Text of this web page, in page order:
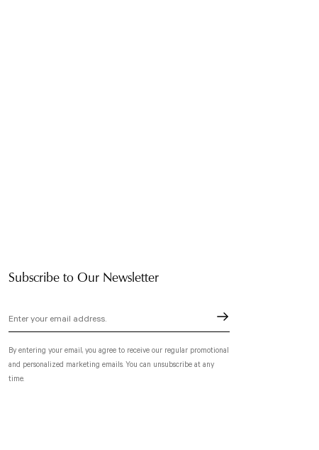
Subscribe to Our Newsletter
By entering your email, you agree to receive our regular promotional
and personalized marketing emails. You can unsubscribe at any
time.